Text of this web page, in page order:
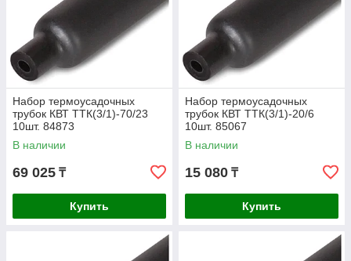
Набор термоусадочных
трубок КВТ ТТК(3/1)-70/23
10шт. 84873
В наличии
69 025 ₸
Купить
Набор термоусадочных
трубок КВТ ТТК(3/1)-20/6
10шт. 85067
В наличии
15 080 ₸
Купить